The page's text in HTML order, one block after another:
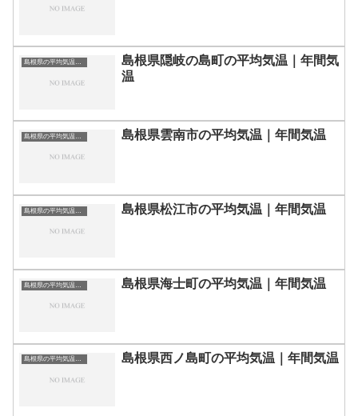
島根県の平均気温まとめ
島根県隠岐の島町の平均気温｜年間気
温
島根県の平均気温まとめ 島根県雲南市の平均気温｜年間気温
島根県松江市の平均気温｜年間気温
島根県海士町の平均気温｜年間気温
島根県の平均気温まとめ 島根県西ノ島町の平均気温｜年間気温